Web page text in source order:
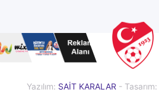
Yazılım: SAİT KARALAR - Tasarım: